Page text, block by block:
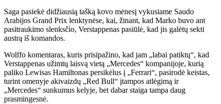
Saga pasiekė didžiausią tašką kovo mėnesį vykusiame Saudo
Arabijos Grand Prix lenktynėse, kai, žinant, kad Marko buvo ant
pasitraukimo slenksčio, Verstappenas pasiūlė, kad jis galėtų sekti
austrą iš komandos.
Wolffo komentaras, kuris prisipažino, kad jam „labai patiktų“, kad
Verstappenas užimtų laisvą vietą „Mercedes“ kompanijoje, kurią
paliko Lewisas Hamiltonas persikėlus į „Ferrari“, pasirodė keistas,
turint omenyje akivaizdų „Red Bull“ įtampos atlėgimą ir
„Mercedes“ sunkumus kelyje, bet dabar staiga tampa daug
prasmingesnė.